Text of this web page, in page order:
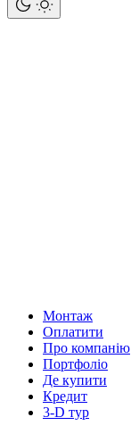
Монтаж
Оплатити
Про компанію
Портфоліо
Де купити
Кредит
3-D тур